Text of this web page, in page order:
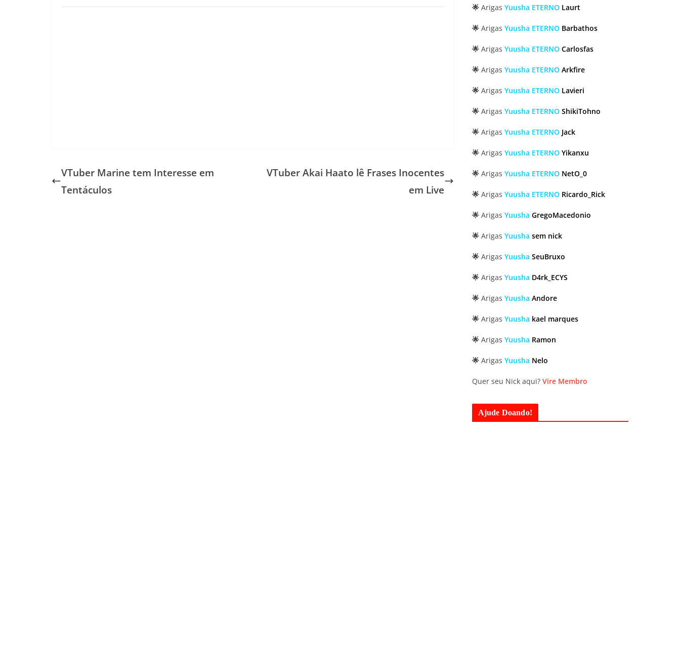
VTuber Marine tem Interesse em
Tentáculos
VTuber Akai Haato lê Frases Inocentes
em Live
🌟 Arigas Yuusha ETERNO Laurt
🌟 Arigas Yuusha ETERNO Barbathos
🌟 Arigas Yuusha ETERNO Carlosfas
🌟 Arigas Yuusha ETERNO Arkfire
🌟 Arigas Yuusha ETERNO Lavieri
🌟 Arigas Yuusha ETERNO ShikiTohno
🌟 Arigas Yuusha ETERNO Jack
🌟 Arigas Yuusha ETERNO Yikanxu
🌟 Arigas Yuusha ETERNO NetO_0
🌟 Arigas Yuusha ETERNO Ricardo_Rick
🌟 Arigas Yuusha GregoMacedonio
🌟 Arigas Yuusha sem nick
🌟 Arigas Yuusha SeuBruxo
🌟 Arigas Yuusha D4rk_ECYS
🌟 Arigas Yuusha Andore
🌟 Arigas Yuusha kael marques
🌟 Arigas Yuusha Ramon
🌟 Arigas Yuusha Nelo
Quer seu Nick aqui? Vire Membro
Ajude Doando!